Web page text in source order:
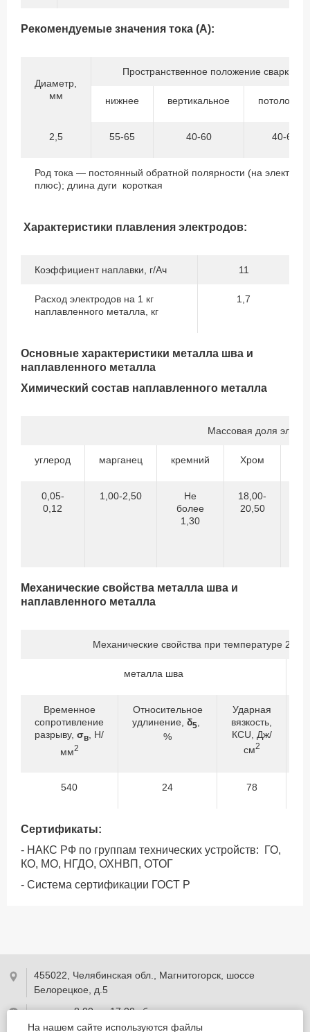
Рекомендуемые значения тока (А):
Диаметр,
мм
Пространственное положение сварки
нижнее вертикальное
2,5 55-65 40-60 40-60
Род тока — постоянный обратной полярности (на
плюс); длина дуги короткая
Характеристики плавления электродов:
Коэффициент наплавки, г/Ач 11
Расход электродов на 1 кг
наплавленного металла, кг
1,7
Основные характеристики металла шва и
наплавленного металла
Химический состав наплавленного металла
Массовая доля
углерод марганец кремний Хром
0,05-
0,12
1,00-2,50
Не
более
1,30
18,00-
20,50
Механические свойства металла шва и
наплавленного металла
Механические свойства при температуре
металла шва
Временное
сопротивление
разрыву, σв
, Н/
мм2
Относительное
удлинение, δ5
%
Ударная
вязкость,
КСU, Дж/
см2
540 24 78
Сертификаты:
- НАКС РФ по группам технических устройств: ГО,
КО, МО, НГДО, ОХНВП, ОТОГ
- Система сертификации ГОСТ Р
455022, Челябинская обл., Магнитогорск, шоссе
Белорецкое, д.5
пн - пт с 8:00 до 17:00 сб-вс-вых.
На нашем сайте используются файлы